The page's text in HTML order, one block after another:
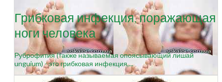
Грибковая инфекция, поражающая
ноги человека
Руброфития (также называемая опоясывающий лишай
unguium) - это грибковая инфекция,...